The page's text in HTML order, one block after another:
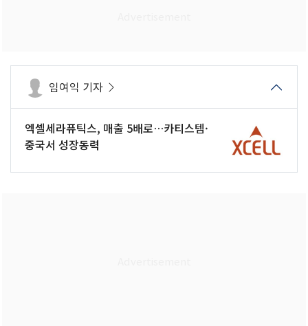
임여익 기자
엑셀세라퓨틱스, 매출 5배로…카티스템·
중국서 성장동력